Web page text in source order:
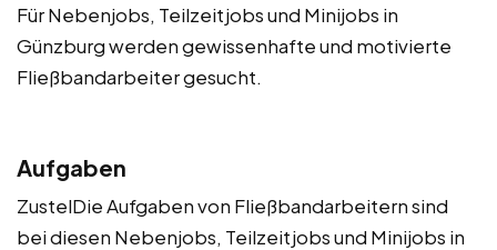
Für Nebenjobs, Teilzeitjobs und Minijobs in
Günzburg werden gewissenhafte und motivierte
Fließbandarbeiter gesucht.
Aufgaben
ZustelDie Aufgaben von Fließbandarbeitern sind
bei diesen Nebenjobs, Teilzeitjobs und Minijobs in